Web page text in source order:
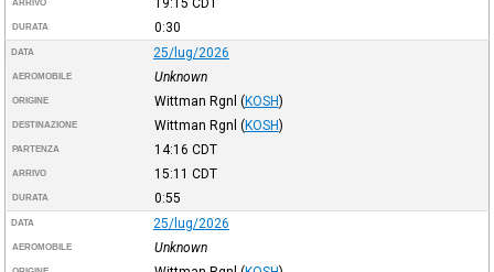
ARRIVO
DURATA 0:30
DATA 25/lug/2026
AEROMOBILE Unknown
ORIGINE Wittman Rgnl (KOSH)
DESTINAZIONE Wittman Rgnl (KOSH)
PARTENZA 14:16 CDT
ARRIVO 15:11 CDT
DURATA 0:55
DATA 25/lug/2026
AEROMOBILE Unknown